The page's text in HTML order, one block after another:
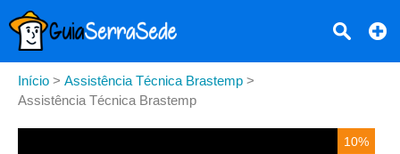
Início > Assistência Técnica Brastemp >
Assistência Técnica Brastemp
10%